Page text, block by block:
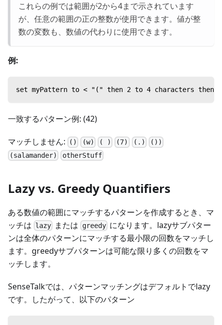
これらの例では範囲が2から4まで示されています
が、任意の範囲の正の整数が使用できます。値が整
数の変数も、数値の代わりに使用できます。
例:
set myPattern to < "(" then 2 to 4 characters then
一致するパターン例: (42)
マッチしません: () (w) ( ) (7) (.)
())
(salamander)
otherStuff
Lazy vs. Greedy Quantifiers
ある数値の範囲にマッチするパターンを作成するとき、マ
ッチは lazy または greedyになります。lazyサブパター
ンは全体のパターンにマッチする最小限の回数をマッチし
ます。greedyサブパターンは可能な限り多くの回数をマ
ッチします。
SenseTalkでは、パターンマッチングはデフォルトでlazy
です。したがって、以下のパターン